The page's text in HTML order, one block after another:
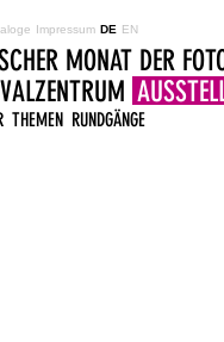
Impressum DE EN
MONAT DER
THEMEN RUNDGÄNGE